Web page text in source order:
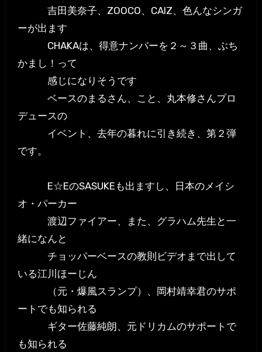
吉田美奈子、ZOOCO、CAIZ、色んなシンガ
ーが出ます
CHAKAは、得意ナンバーを２～３曲、ぶち
かまし！って
感じになりそうです
ベースのまるさん、こと、丸本修さんプロ
デュースの
イベント、去年の暮れに引き続き、第２弾
です。
E☆EのSASUKEも出ますし、日本のメイシ
オ・パーカー
渡辺ファイアー、また、グラハム先生と一
緒になんと
チョッパーベースの教則ビデオまで出して
いる江川ほーじん
（元・爆風スランプ）、岡村靖幸君のサポ
ートでも知られる
ギター佐藤純朗、元ドリカムのサポートで
も知られる